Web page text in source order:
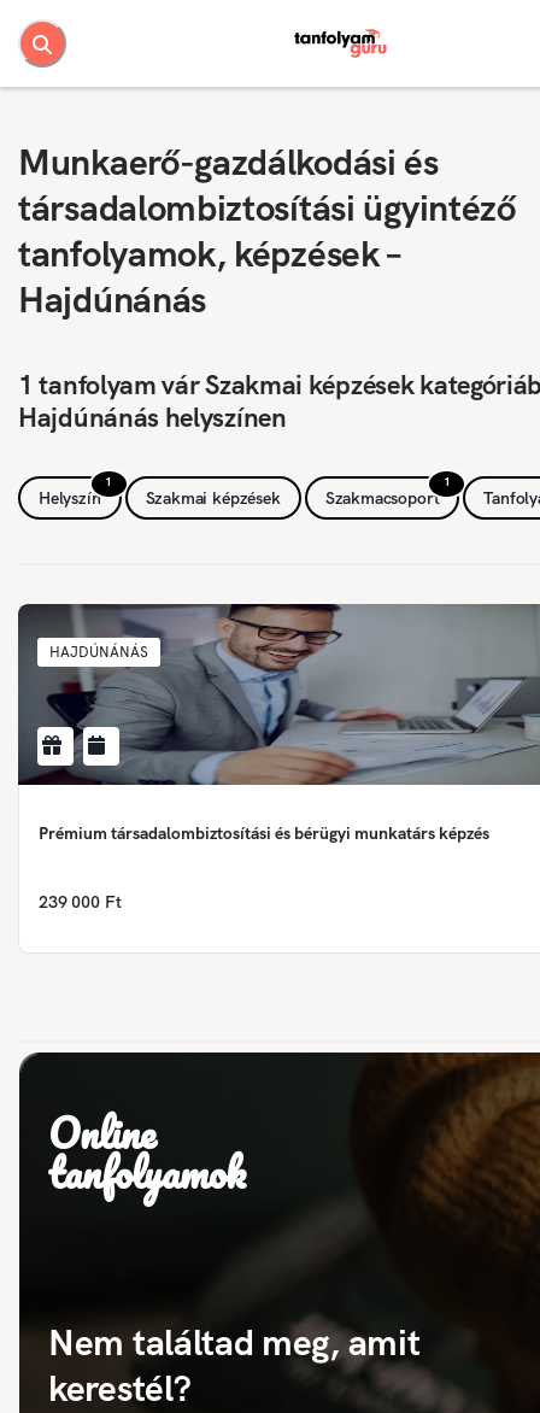
Munkaerő-gazdálkodási és
társadalombiztosítási ügyintéző
tanfolyamok, képzések –
Hajdúnánás
1 tanfolyam vár Szakmai képzések
Hajdúnánás helyszínen
1
Helyszín Szakmai képzések
1
Szakmacsoport
HAJDÚNÁNÁS
Prémium társadalombiztosítási és bérügyi munkatárs képzés
239 000 Ft
Online
tanfolyamok
Nem találtad meg, amit
kerestél?